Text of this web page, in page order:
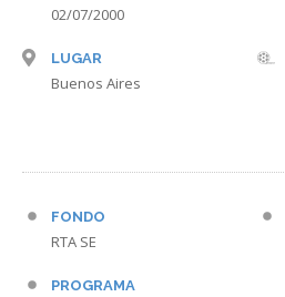
02/07/2000
LUGAR
Buenos Aires
FONDO
RTA SE
PROGRAMA